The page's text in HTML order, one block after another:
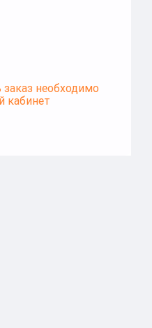
необходимо
кабинет